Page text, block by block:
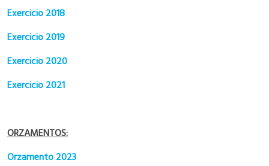
Exercicio 2018
Exercicio 2019
Exercicio 2020
Exercicio 2021
ORZAMENTOS:
Orzamento 2023